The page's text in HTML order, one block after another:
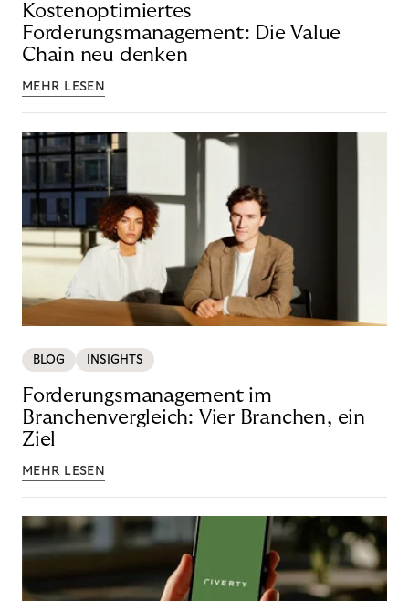
Kostenoptimiertes
Forderungsmanagement: Die Value
Chain neu denken
MEHR LESEN
BLOG INSIGHTS
Forderungsmanagement im
Branchenvergleich: Vier Branchen, ein
Ziel
MEHR LESEN